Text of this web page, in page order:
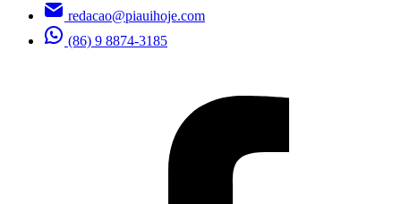
redacao@piauihoje.com
(86) 9 8874-3185